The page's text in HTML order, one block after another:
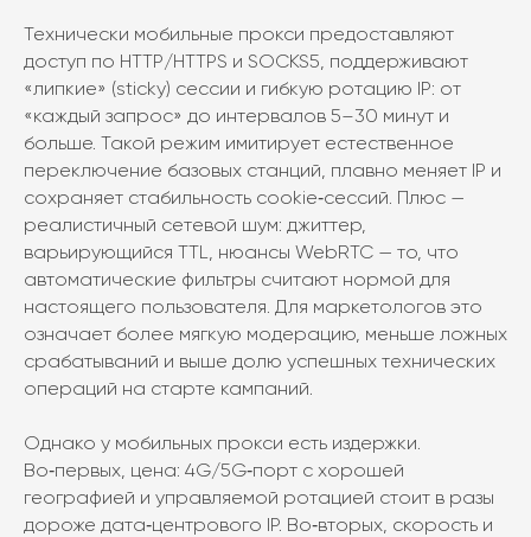
Технически мобильные прокси предоставляют
доступ по HTTP/HTTPS и SOCKS5, поддерживают
«липкие» (sticky) сессии и гибкую ротацию IP: от
«каждый запрос» до интервалов 5–30 минут и
больше. Такой режим имитирует естественное
переключение базовых станций, плавно меняет IP и
сохраняет стабильность cookie‑сессий. Плюс —
реалистичный сетевой шум: джиттер,
варьирующийся TTL, нюансы WebRTC — то, что
автоматические фильтры считают нормой для
настоящего пользователя. Для маркетологов это
означает более мягкую модерацию, меньше ложных
срабатываний и выше долю успешных технических
операций на старте кампаний.
Однако у мобильных прокси есть издержки.
Во‑первых, цена: 4G/5G‑порт с хорошей
географией и управляемой ротацией стоит в разы
дороже дата‑центрового IP. Во‑вторых, скорость и